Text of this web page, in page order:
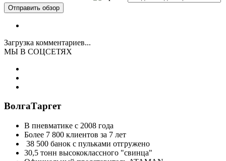
Загрузка комментариев...
МЫ В СОЦСЕТЯХ
ВолгаТаргет
В пневматике с 2008 года
Более 7 800 клиентов за 7 лет
38 500 банок с пульками отгружено
30,5 тонн высококлассного "свинца"